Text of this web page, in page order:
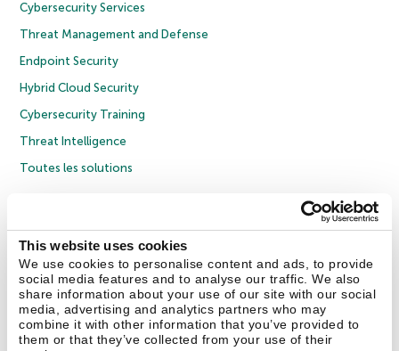
This website uses cookies
We use cookies to personalise content and ads, to provide
social media features and to analyse our traffic. We also
share information about your use of our site with our social
media, advertising and analytics partners who may
combine it with other information that you’ve provided to
them or that they’ve collected from your use of their
Cybersecurity Services
Threat Management and Defense
Endpoint Security
Hybrid Cloud Security
Cybersecurity Training
Threat Intelligence
Toutes les solutions
Politique de confidentialité
Contrat de licence entreprises
Cookies
Nous contacter À propos Partenaires Blog Communiqués de presse
Securelist Eugene Personal Blog Encyclopédie de Kaspersky